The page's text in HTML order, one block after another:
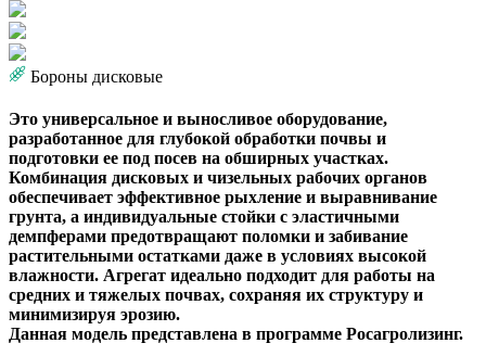
Бороны дисковые
Это универсальное и выносливое оборудование,
разработанное для глубокой обработки почвы и
подготовки ее под посев на обширных участках.
Комбинация дисковых и чизельных рабочих органов
обеспечивает эффективное рыхление и выравнивание
грунта, а индивидуальные стойки с эластичными
демпферами предотвращают поломки и забивание
растительными остатками даже в условиях высокой
влажности. Агрегат идеально подходит для работы на
средних и тяжелых почвах, сохраняя их структуру и
минимизируя эрозию.
Данная модель представлена в программе Росагролизинг.